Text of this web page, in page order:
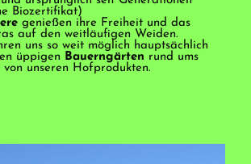
Biozertifikat)
genießen ihre Freiheit und das
auf den weitläufigen Weiden.
uns so weit möglich hauptsächlich
üppigen Bauerngärten rund ums
von unseren Hofprodukten.